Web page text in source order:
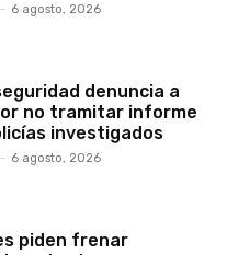
- 6 agosto, 2026
denuncia a
no tramitar informe
investigados
- 6 agosto, 2026
piden frenar